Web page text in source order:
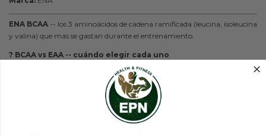
ENA BCAA -- los 3 aminoácidos de cadena ramificada (leucina, isoleucina
y valina) que más se gastan durante el entrenamiento.
? BCAA vs EAA -- cuándo elegir cada uno
Para síntesis proteica completa el cuerpo necesita los 9
esenciales. BCAA tienen sentido en contextos específicos (ayuno,
sesiones largas). Si tu ingesta proteica diaria está cubierta, los